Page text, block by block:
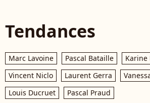
Tendances
Marc Lavoine Pascal Bataille
Karine
Vincent Niclo
Laurent Gerra
Louis Ducruet
Pascal Praud